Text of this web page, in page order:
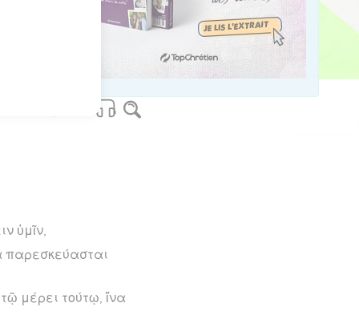
Software - sblgnt.com
ὑμῖν,
παρεσκεύασται
μέρει τούτῳ, ἵνα